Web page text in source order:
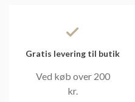
Gratis levering til butik
Ved køb over 200
kr.